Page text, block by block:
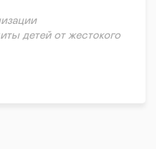
детей от жестокого